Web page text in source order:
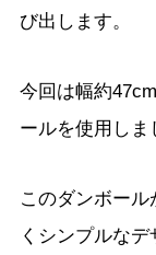
び出します。
今回は幅約
ールを使用しま
このダンボー
くシンプルな